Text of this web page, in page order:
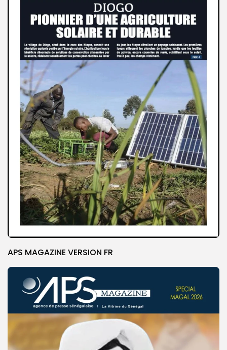
APS MAGAZINE VERSION FR